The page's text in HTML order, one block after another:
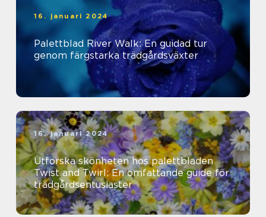
16. januari 2024
Palettblad River Walk: En guidad tur
genom färgstarka trädgårdsväxter
16. januari 2024
Utforska skönheten hos palettbladen
Twist and Twirl: En omfattande guide för
trädgårdsentusiaster